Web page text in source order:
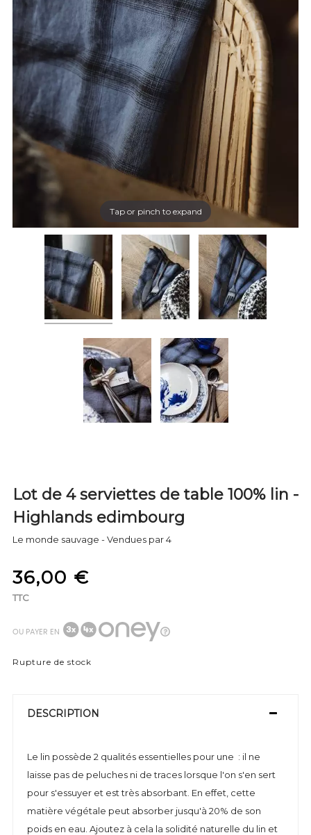
Tap or pinch to expand
Lot de 4 serviettes de table 100% lin -
Highlands edimbourg
Le monde sauvage - Vendues par 4
36,00 €
TTC
OU PAYER EN
Rupture de stock
DESCRIPTION
Le lin possède 2 qualités essentielles pour une : il ne
laisse pas de peluches ni de traces lorsque l'on s'en sert
pour s'essuyer et est très absorbant. En effet, cette
matière végétale peut absorber jusqu'à 20% de son
poids en eau. Ajoutez à cela la solidité naturelle du lin et